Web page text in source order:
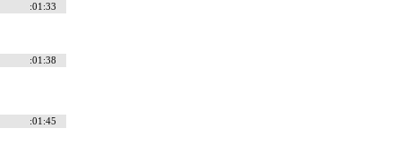
:01:33
:01:38
:01:45